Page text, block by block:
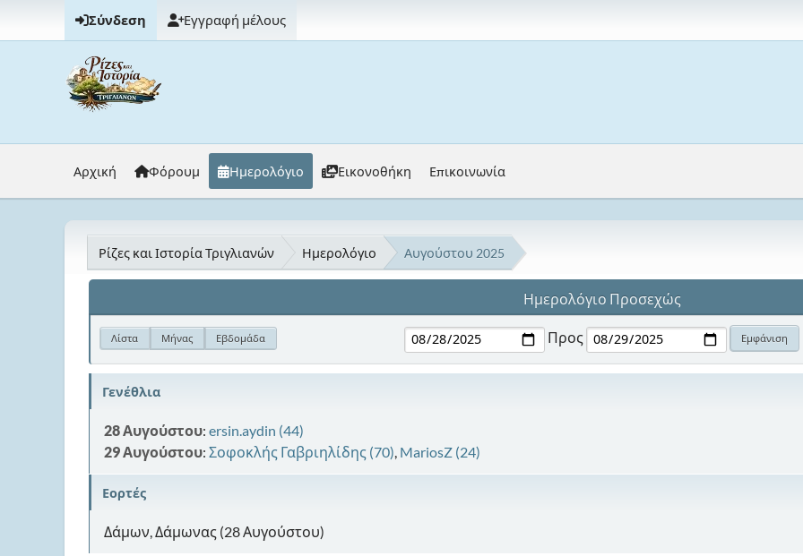
Σύνδεση Εγγραφή μέλους
Αρχική Φόρουμ Ημερολόγιο Εικονοθήκη Επικοινωνία
Ρίζες και Ιστορία Τριγλιανών Ημερολόγιο Αυγούστου 2025
Ημερολόγιο Προσεχώς
Λίστα Μήνας Εβδομάδα Προς
Γενέθλια
28 Αυγούστου: ersin.aydin (44)
29 Αυγούστου: Σοφοκλής Γαβριηλίδης (70) MariosZ (24)
Εορτές
Δάμων, Δάμωνας (28 Αυγούστου)